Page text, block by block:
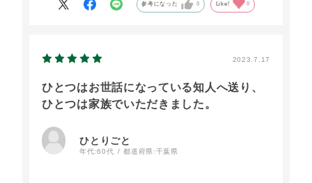
参考になった 0 Like! 0
2023.7.17
ひとつはお世話になっている知人へ送り、
ひとつは家族でいただきました。
ひとりごと
年代:60代 都道府県:千葉県